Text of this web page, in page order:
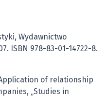
Wydawnictwo
ISBN 978-83-01-14722-8.
of relationship
„Studies in